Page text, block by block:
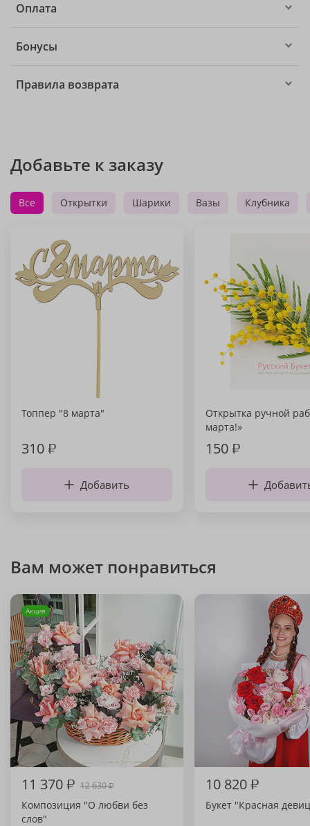
Оплата
Бонусы
Правила возврата
Добавьте к заказу
Все Открытки Шарики Вазы Клубника
Топпер "8 марта"
310₽
Добавить
Открытка ручной
марта!»
150₽
Вам может понравиться
Акция
11 370₽ 12 630₽
Композиция "О любви без
слов"
10 820₽
Букет "Красная